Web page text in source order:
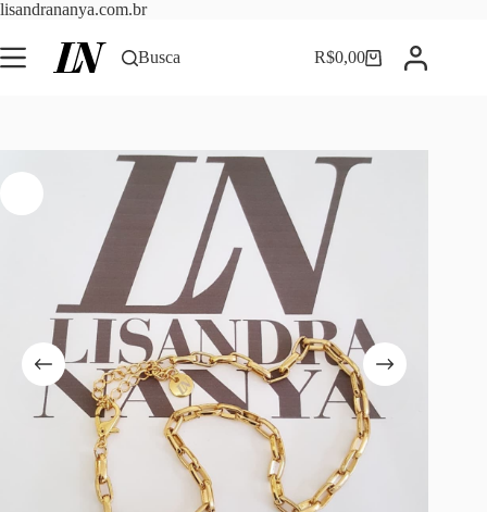
lisandrananya.com.brPular
o
conteúdo
Busca Carrinho
R$0,00